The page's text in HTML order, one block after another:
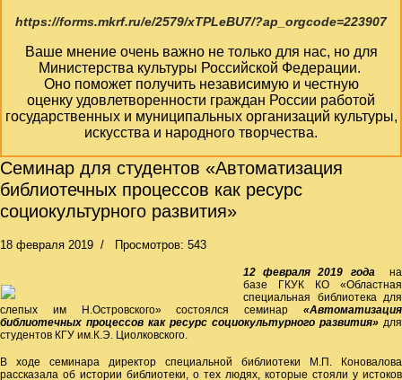
https://forms.mkrf.ru/e/2579/xTPLeBU7/?ap_orgcode=223907
Ваше мнение очень важно не только для нас, но для
Министерства культуры Российской Федерации.
Оно поможет получить независимую и честную
оценку удовлетворенности граждан России работой
государственных и муниципальных организаций культуры,
искусства и народного творчества.
Семинар для студентов «Автоматизация
библиотечных процессов как ресурс
социокультурного развития»
18 февраля 2019 Просмотров: 543
12 февраля 2019 годана
базе ГКУК КО «Областная
специальная библиотека для
слепых им Н.Островского» состоялся семинар «Автоматизация
библиотечных процессов как ресурс социокультурного развития» для
студентов КГУ им.К.Э. Циолковского.
В ходе семинара директор специальной библиотеки М.П. Коновалова
рассказала об истории библиотеки, о тех людях, которые стояли у истоков